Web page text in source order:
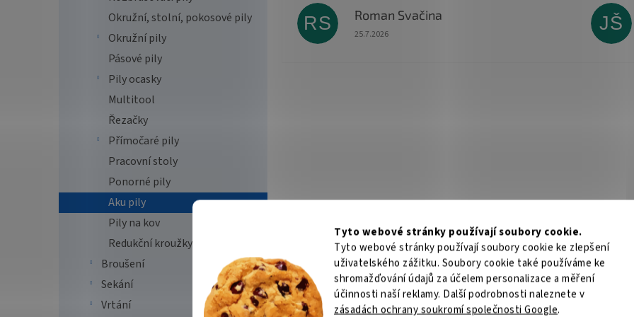
Tyto webové stránky používají soubory cookie.
Tyto webové stránky používají soubory cookie ke zlepšení
uživatelského zážitku. Soubory cookie také používáme ke
shromažďování údajů za účelem personalizace a měření
účinnosti naší reklamy. Další podrobnosti naleznete v
zásadách ochrany soukromí společnosti Google.
Okružní, stolní, pokosové pily
Okružní pily
Pásové pily
Pily ocasky
Multitool
Řezačky
Přímočaré pily
Pracovní stoly
Ponorné pily
Aku pily
Pily na kov
Redukční kroužky
Broušení
Sekání
Vrtání
RS Roman Svačina
Hodnocení obchodu je 5 z 5 hvězdiček.
25.7.2026
JŠ